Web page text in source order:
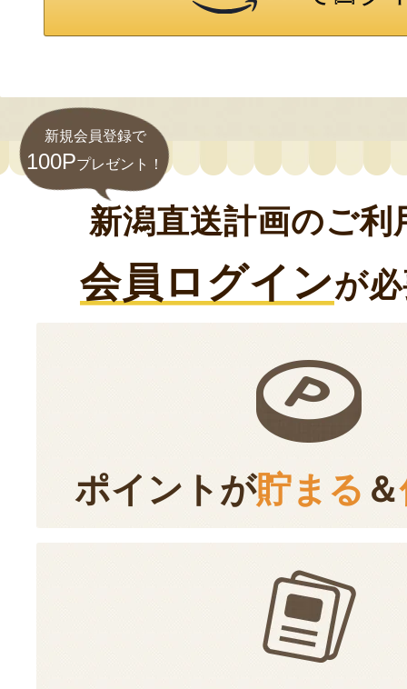
新規会員登録で
100Pプレゼント！
新潟直送計画のご利
会員ログインが
ポイントが貯まる ＆